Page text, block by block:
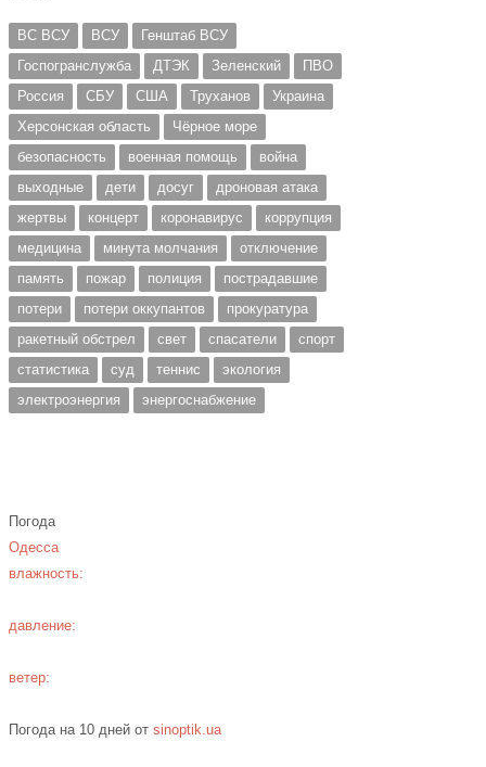
ВС ВСУ ВСУ
Генштаб ВСУ
Госпогранслужба
ДТЭК Зеленский
ПВО
Россия
СБУ США Труханов
Украина
Херсонская область
Чёрное море
безопасность
военная помощь
война
выходные
дети досуг
дроновая атака
жертвы
концерт коронавирус
коррупция
медицина
минута молчания
отключение
память
пожар полиция
пострадавшие
потери
потери оккупантов
прокуратура
ракетный обстрел
свет спасатели
спорт
статистика
суд теннис
экология
электроэнергия
энергоснабжение
Погода
Одесса
влажность:
давление:
ветер:
Погода на 10 дней отsinoptik.ua